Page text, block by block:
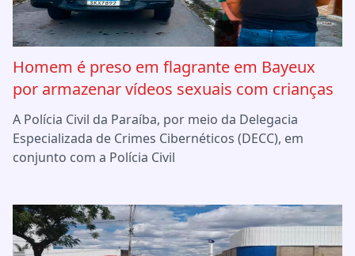
Homem é preso em flagrante em Bayeux
por armazenar vídeos sexuais com crianças
A Polícia Civil da Paraíba, por meio da Delegacia
Especializada de Crimes Cibernéticos (DECC), em
conjunto com a Polícia Civil